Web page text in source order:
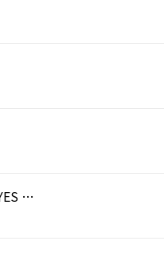
水の三拍子 ～PlayStation 2 「FISH EYES 3 ～記憶の破片たち～」 主題歌～